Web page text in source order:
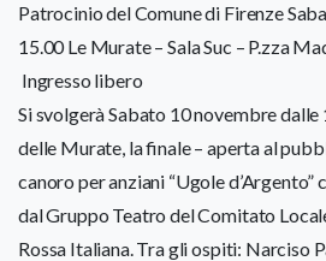
Patrocinio del Comune di Firenze
15.00 Le Murate – Sala Suc – P.zza
Ingresso libero
Si svolgerà Sabato 10 novembre
delle Murate, la finale – aperta al
canoro per anziani “Ugole
dal Gruppo Teatro del Comitato
Rossa Italiana. Tra gli ospiti: Narciso